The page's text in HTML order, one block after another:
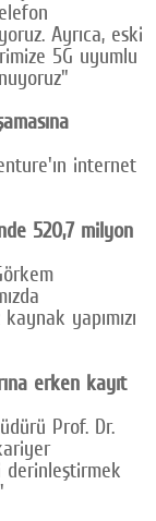
Ayrıca, eski
5G uyumlu
internet
520,7 milyon
yapımızı
erken kayıt
Prof. Dr.